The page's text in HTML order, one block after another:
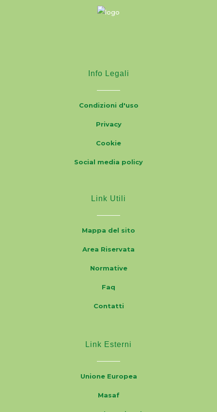
Info Legali
Condizioni d'uso
Privacy
Cookie
Social media policy
Link Utili
Mappa del sito
Area Riservata
Normative
Faq
Contatti
Link Esterni
Unione Europea
Masaf